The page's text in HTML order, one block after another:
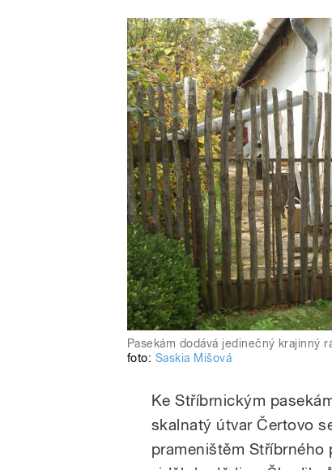
Pasekám dodává jedinečný krajinný
foto: Saskia Mišová
Ke Stříbrnickým
skalnatý útvar Čertovo
prameništěm